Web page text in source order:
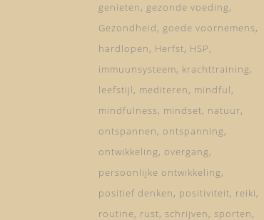
genieten
gezonde voeding
Gezondheid
goede voornemens
hardlopen
Herfst HSP
immuunsysteem krachttraining
leefstijl
mediteren
mindful
mindfulness mindset natuur
ontspannen
ontspanning
ontwikkeling
overgang
persoonlijke ontwikkeling
positief denken
positiviteit reiki
routine rust schrijven sporten